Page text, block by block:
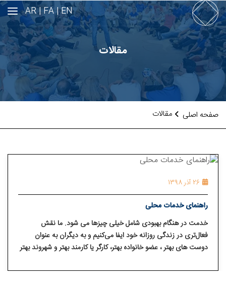
EN |
FA |
AR
مقالات
صفحه اصلی مقالات
26 آذر 1398
راهنمای خدمات محلی
خدمت در هنگام بهبودی شامل خیلی چیزها می شود. ما نقش
فعال‌تری در زندگی روزانه خود ایفا می‌کنیم و به دیگران به عنوان
دوست های بهتر ، عضو خانواده بهتر، کارگر یا کارمند بهتر و شهروند بهتر
در آنجا دوستانی پیدا می‌کنیم که با آنها احساس همسانی و همدلی